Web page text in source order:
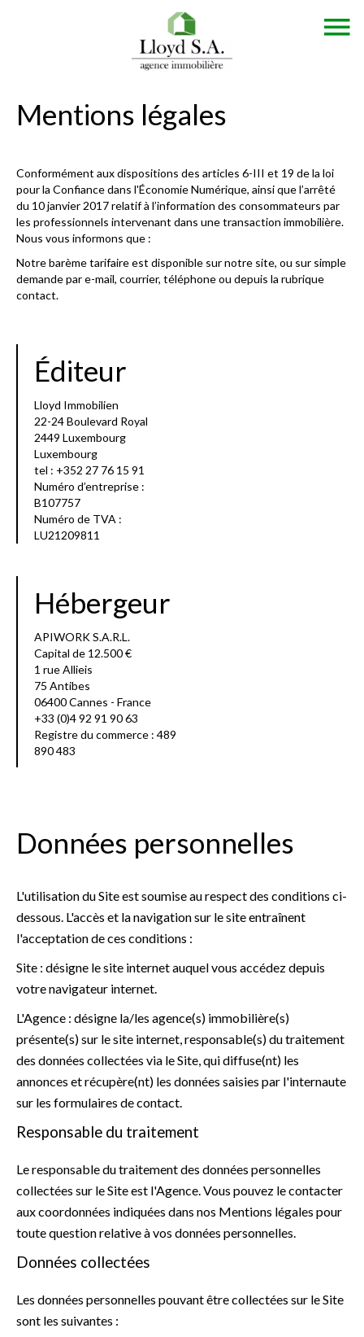
Mentions légales
Conformément aux dispositions des articles 6-III et 19 de la loi
pour la Confiance dans l'Économie Numérique, ainsi que l’arrêté
du 10 janvier 2017 relatif à l’information des consommateurs par
les professionnels intervenant dans une transaction immobilière.
Nous vous informons que :
Notre barème tarifaire est disponible sur notre site, ou sur simple
demande par e-mail, courrier, téléphone ou depuis la rubrique
contact.
Éditeur
Lloyd Immobilien
22-24 Boulevard Royal
2449 Luxembourg
Luxembourg
tel : +352 27 76 15 91
Numéro d’entreprise :
B107757
Numéro de TVA :
LU21209811
Hébergeur
APIWORK S.A.R.L.
Capital de 12.500 €
1 rue Allieis
75 Antibes
06400 Cannes - France
+33 (0)4 92 91 90 63
Registre du commerce : 489
890 483
Données personnelles
L'utilisation du Site est soumise au respect des conditions ci-
dessous. L'accès et la navigation sur le site entraînent
l'acceptation de ces conditions :
Site : désigne le site internet auquel vous accédez depuis
votre navigateur internet.
L'Agence : désigne la/les agence(s) immobilière(s)
présente(s) sur le site internet, responsable(s) du traitement
des données collectées via le Site, qui diffuse(nt) les
annonces et récupère(nt) les données saisies par l'internaute
sur les formulaires de contact.
Responsable du traitement
Le responsable du traitement des données personnelles
collectées sur le Site est l'Agence. Vous pouvez le contacter
aux coordonnées indiquées dans nos Mentions légales pour
toute question relative à vos données personnelles.
Données collectées
Les données personnelles pouvant être collectées sur le Site
sont les suivantes :